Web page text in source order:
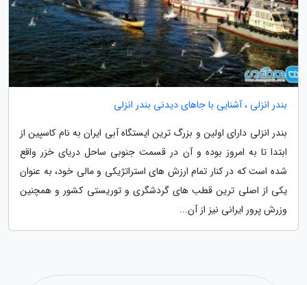
بندر انزلی ، آشنایی با جاهای دیدنی بندر انزلی
بندر انزلی دارای اولین و بزرگ ترین ایستگاه آبی ایران به نام کاسپین از
ابتدا تا به امروز بوده و آن در قسمت جنوبی ساحل دریای خزر واقع
شده است که در کنار تمام ارزش های استراتژیکی و مالی خود، به عنوان
یکی از اصلی ترین قطب های گردشگری و توریستی کشور و همچنین
وزرش پرور ایرانی نیز از آن...